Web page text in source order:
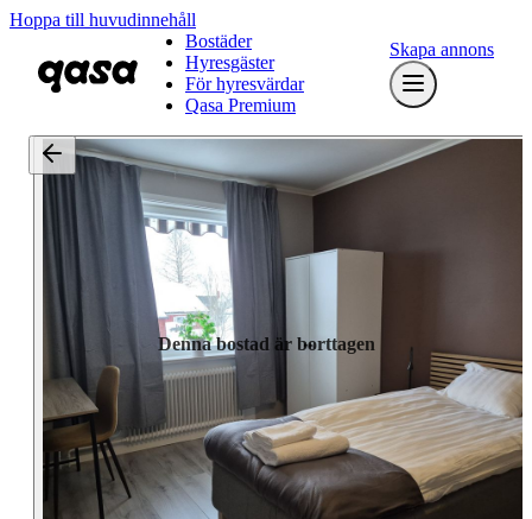
Hoppa till huvudinnehåll
Bostäder
Hyresgäster
För hyresvärdar
Qasa Premium
Skapa annons
Denna bostad är borttagen